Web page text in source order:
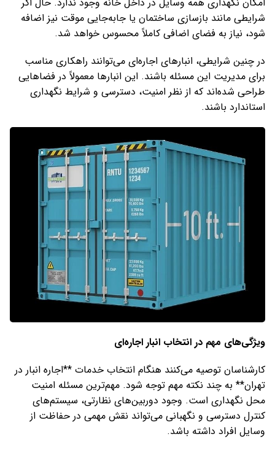
شرایطی مانند بازسازی ساختمان یا جابه‌جایی موقت نیز اضافه
شود، نیاز به فضای اضافی کاملاً محسوس خواهد شد.
در چنین شرایطی، انبارهای اجاره‌ای می‌توانند راهکاری مناسب
برای مدیریت این مسئله باشند. این انبارها معمولاً در فضاهایی
طراحی شده‌اند که از نظر امنیت، دسترسی و شرایط نگهداری
استاندارد باشند.
ویژگی‌های مهم در انتخاب انبار اجاره‌ای
کارشناسان توصیه می‌کنند هنگام انتخاب خدمات **اجاره انبار در
تهران** به چند نکته مهم توجه شود. مهم‌ترین مسئله امنیت
محل نگهداری است. وجود دوربین‌های نظارتی، سیستم‌های
کنترل دسترسی و نگهبانی می‌تواند نقش مهمی در حفاظت از
وسایل افراد داشته باشد.